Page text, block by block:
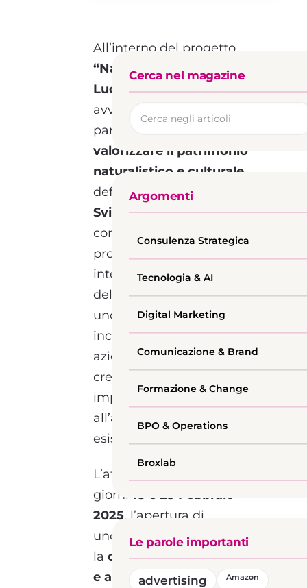
All’interno del progetto
“Naturalia” Genzano di
LucaniaeBanzihanno
avviato un percorso
partecipato per
valorizzare il patrimonio
naturalistico e culturale
definendo unPiano di
Sviluppo Locale
condiviso. Il progetto, che
promuove sistemi
integrati per la gestione
del territorio favorendo
uno sviluppo sostenibile e
inclusivo giunge alla terza
azione: il supporto alla
creazione di nuove
imprese e
all’ampliamento di quelle
esistenti.
L’attività prevederà, nei
giorni 18 e 25 Febbraio
2025, l’apertura di
uno sportello per
la consulenza a imprese
e aspiranti imprenditori
Cerca nel magazine
Argomenti
Consulenza Strategica
Tecnologia & AI
Digital Marketing
Comunicazione & Brand
Formazione & Change
BPO & Operations
Broxlab
Le parole importanti
advertising Amazon